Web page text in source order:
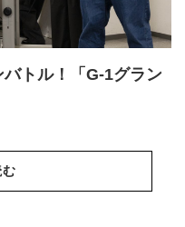
トル！「G-1グラン